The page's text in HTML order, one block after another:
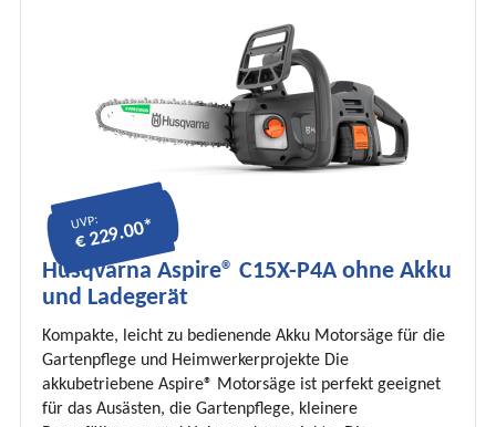
UVP:
€ 229.00*
Husqvarna Aspire® C15X-P4A ohne Akku
und Ladegerät
Kompakte, leicht zu bedienende Akku Motorsäge für die
Gartenpflege und Heimwerkerprojekte Die
akkubetriebene Aspire® Motorsäge ist perfekt geeignet
für das Ausästen, die Gartenpflege, kleinere